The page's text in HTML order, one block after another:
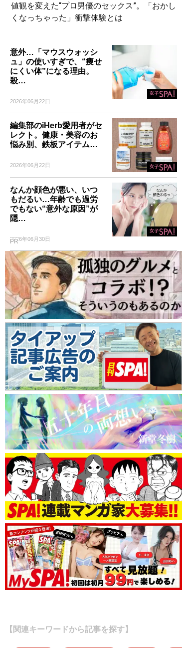
値観を変えた“プロ男優のセックス”。「おかし
くなっちゃった」衝撃体験とは
意外…「マウスウォッシ
ュ」の使いすぎで、“痩せ
にくい体”になる理由。
殺…
2026年06月22日
編集部のiHerb愛用者がセ
レクト。健康・美容のお
悩み別、鉄板アイテム…
2026年06月22日
なんか顔色が悪い、いつ
もだるい…年齢でも過労
でもない“意外な原因”が
隠…
2026年06月30日
PR
【関連キーワードから記事を探す】